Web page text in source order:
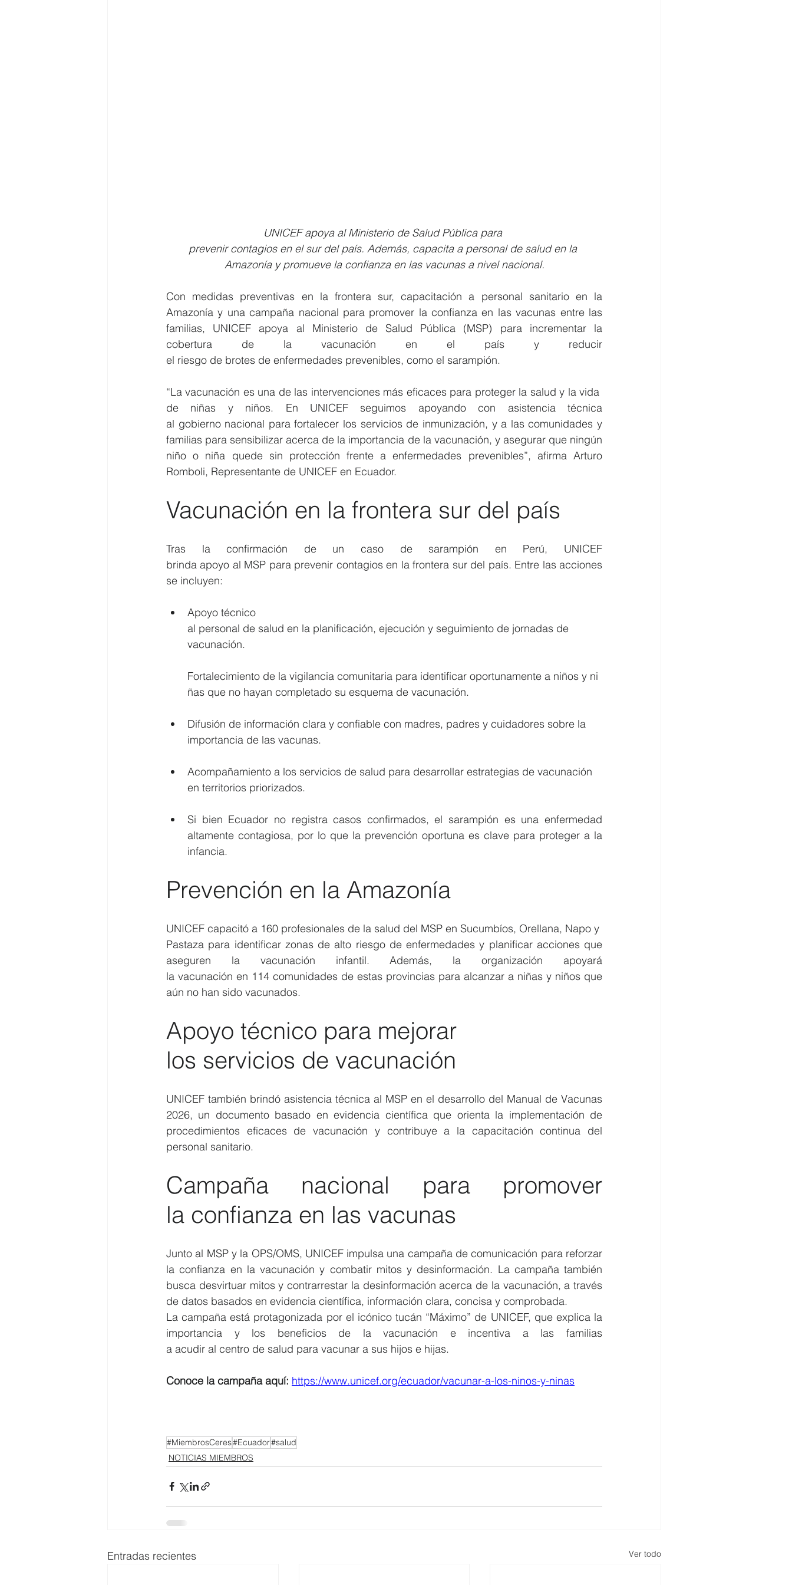
UNICEF apoya al Ministerio de Salud Pública para
prevenir contagios en el sur del país. Además, capacita a personal de salud en la
Amazonía y promueve la confianza en las vacunas a nivel nacional.
Con medidas preventivas en la frontera sur, capacitación a personal sanitario en la
Amazonía y una campaña nacional para promover la confianza en las vacunas entre las
familias, UNICEF apoya al Ministerio de Salud Pública (MSP) para incrementar la
cobertura de la vacunación en el país y reducir
el riesgo de brotes de enfermedades prevenibles, como el sarampión.
“La vacunación es una de las intervenciones más eficaces para proteger la salud y la vida
de niñas y niños. En UNICEF seguimos apoyando con asistencia técnica
al gobierno nacional para fortalecer los servicios de inmunización, y a las comunidades y
familias para sensibilizar acerca de la importancia de la vacunación, y asegurar que ningún
niño o niña quede sin protección frente a enfermedades prevenibles”, afirma Arturo
Romboli, Representante de UNICEF en Ecuador.
Vacunación en la frontera sur del país
Tras la confirmación de un caso de sarampión en Perú, UNICEF
brinda apoyo al MSP para prevenir contagios en la frontera sur del país. Entre las acciones
se incluyen:
Apoyo técnico
al personal de salud en la planificación, ejecución y seguimiento de jornadas de
vacunación.
Fortalecimiento de la vigilancia comunitaria para identificar oportunamente a niños y ni
ñas que no hayan completado su esquema de vacunación.
Difusión de información clara y confiable con madres, padres y cuidadores sobre la
importancia de las vacunas.
Acompañamiento a los servicios de salud para desarrollar estrategias de vacunación
en territorios priorizados.
Si bien Ecuador no registra casos confirmados, el sarampión es una enfermedad
altamente contagiosa, por lo que la prevención oportuna es clave para proteger a la
infancia.
Prevención en la Amazonía
UNICEF capacitó a 160 profesionales de la salud del MSP en Sucumbíos, Orellana, Napo y
Pastaza para identificar zonas de alto riesgo de enfermedades y planificar acciones que
aseguren la vacunación infantil. Además, la organización apoyará
la vacunación en 114 comunidades de estas provincias para alcanzar a niñas y niños que
aún no han sido vacunados.
Apoyo técnico para mejorar
los servicios de vacunación
UNICEF también brindó asistencia técnica al MSP en el desarrollo del Manual de Vacunas
2026, un documento basado en evidencia científica que orienta la implementación de
procedimientos eficaces de vacunación y contribuye a la capacitación continua del
personal sanitario.
Campaña nacional para promover
la confianza en las vacunas
Junto al MSP y la OPS/OMS, UNICEF impulsa una campaña de comunicación para reforzar
la confianza en la vacunación y combatir mitos y desinformación. La campaña también
busca desvirtuar mitos y contrarrestar la desinformación acerca de la vacunación, a través
de datos basados en evidencia científica, información clara, concisa y comprobada.
La campaña está protagonizada por el icónico tucán “Máximo” de UNICEF, que explica la
importancia y los beneficios de la vacunación e incentiva a las familias
a acudir al centro de salud para vacunar a sus hijos e hijas.
Conoce la campaña aquí: https://www.unicef.org/ecuador/vacunar-a-los-ninos-y-ninas
#MiembrosCeres#Ecuador#salud
NOTICIAS MIEMBROS
Entradas recientes Ver todo